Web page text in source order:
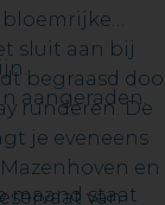
sluit aan bij
begraasd
runderen. De
je eveneens
en
van
aangeraden.
maand staat